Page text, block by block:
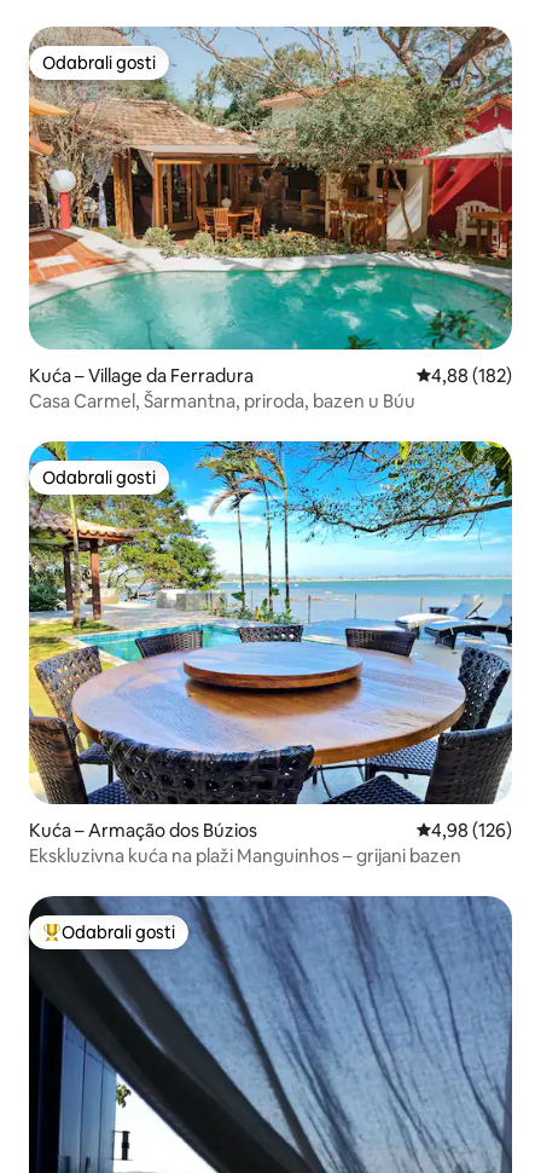
Odabrali gosti
Odabrali gosti
Kuća – Village da Ferradura Prosječna
4,88 (182)
Casa Carmel, Šarmantna, priroda, bazen u Búu
Odabrali gosti
Odabrali gosti
Kuća – Armação dos Búzios Prosječna
4,98 (126)
Ekskluzivna kuća na plaži Manguinhos – grijani bazen
Među najviše rangiranima s oznakom „Odabrali gosti”
Odabrali gosti